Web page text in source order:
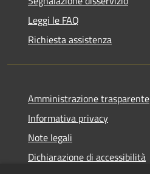
Leggi le FAQ
Richiesta assistenza
Amministrazione trasparente
Informativa privacy
Note legali
Dichiarazione di accessibilità